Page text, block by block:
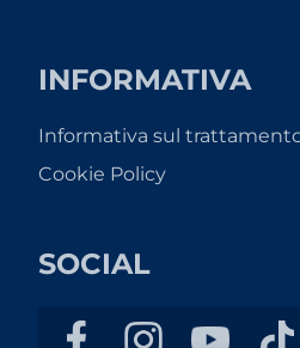
INFORMATIVA
Informativa sul
Cookie Policy
SOCIAL